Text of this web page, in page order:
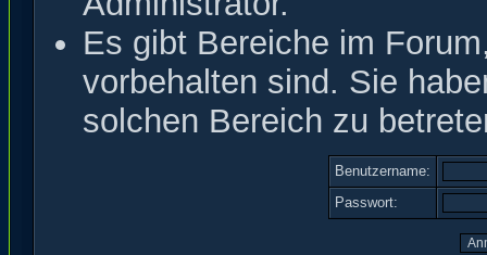
Es gibt Bereiche im
vorbehalten sind. Sie
solchen Bereich zu
Benutzername:
Passwort: